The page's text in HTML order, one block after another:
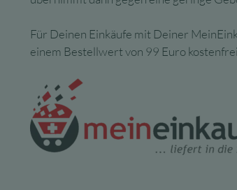
Für Deinen Einkäufe mit Deiner
einem Bestellwert von 99 Euro